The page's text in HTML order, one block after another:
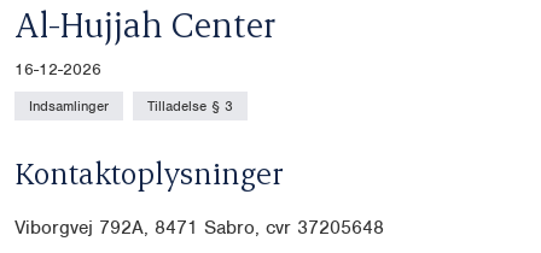
Al-Hujjah Center
16-12-2026
Indsamlinger Tilladelse § 3
Kontaktoplysninger
Viborgvej 792A, 8471 Sabro, cvr 37205648